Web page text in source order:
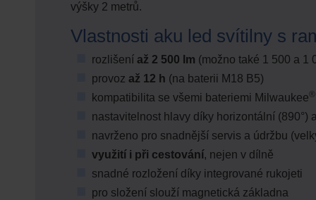
výšky 2 metrů.
Vlastnosti aku led svítilny s
rozlišení až 2 500 lm (možno také 1 500 a 1
provoz až 12 h (na baterii M18 B5)
kompatibilita se všemi bateriemi Milwaukee®
nastavitelnost hlavy díky horizontální (890°)
navrženo pro snadnější servis a údržbu
využití i při cestování, nejen v dílně
snadné rozložení díky integrované rukojeti
pro složení slouží magnetická základna